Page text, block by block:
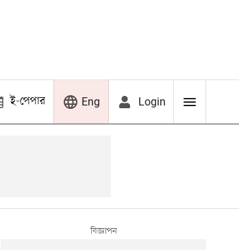
ই-পেপার Eng Login